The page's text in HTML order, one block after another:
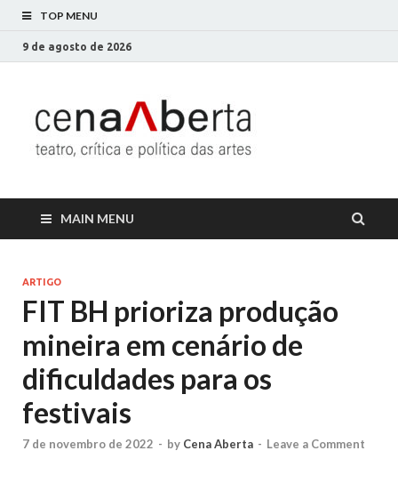
TOP MENU
9 de agosto de 2026
MAIN MENU
ARTIGO
FIT BH prioriza produção
mineira em cenário de
dificuldades para os
festivais
7 de novembro de 2022 - by Cena Aberta - Leave a Comment